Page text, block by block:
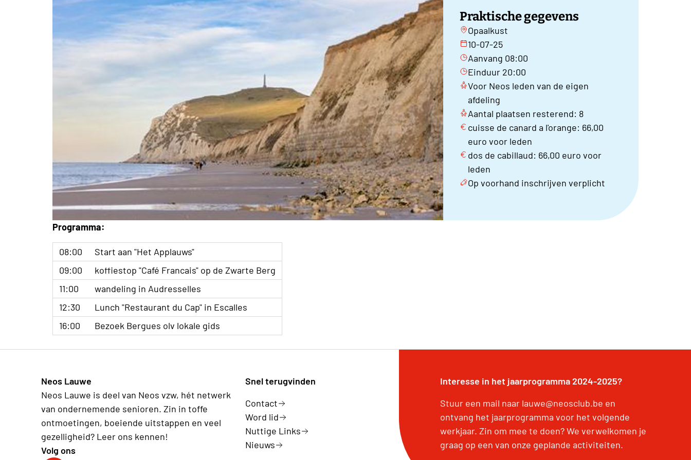
Praktische gegevens
Opaalkust
10-07-25
Aanvang 08:00
Einduur 20:00
Voor Neos leden van de eigen
afdeling
Aantal plaatsen resterend: 8
cuisse de canard a l'orange: 66,00
euro voor leden
dos de cabillaud: 66,00 euro voor
leden
Op voorhand inschrijven verplicht
Programma:
08:00
Start aan "Het Applauws"
09:00
koffiestop "Café Francais" op de Zwarte Berg
11:00
wandeling in Audresselles
12:30
Lunch "Restaurant du Cap" in Escalles
16:00
Bezoek Bergues olv lokale gids
Neos Lauwe
Neos Lauwe is deel van Neos vzw, hét netwerk
van ondernemende senioren. Zin in toffe
ontmoetingen, boeiende uitstappen en veel
gezelligheid? Leer ons kennen!
Volg ons
Snel terugvinden
Contact
Word lid
Nuttige Links
Nieuws
Interesse in het jaarprogramma 2024-2025?
Stuur een mail naar lauwe@neosclub.be en
ontvang het jaarprogramma voor het volgende
werkjaar. Zin om mee te doen? We verwelkomen je
graag op een van onze geplande activiteiten.